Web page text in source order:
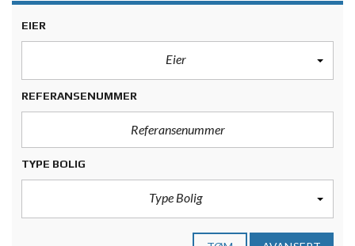
EIER
Eier
REFERANSENUMMER
TYPE BOLIG
Type Bolig